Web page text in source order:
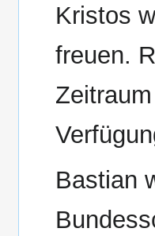
Kristos
freuen.
Bastian